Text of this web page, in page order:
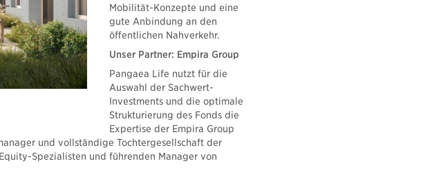
Mobilität-Konzepte und eine
gute Anbindung an den
öffentlichen Nahverkehr.
Unser Partner: Empira Group
Pangaea Life nutzt für die
Auswahl der Sachwert-
Investments und die optimale
Strukturierung des Fonds die
Expertise der Empira Group
und vollständige Tochtergesellschaft der
Spezialisten und führenden Manager von